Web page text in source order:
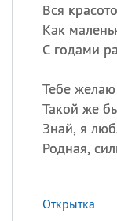
Вся
Как
С годами
Тебе
Такой же
Знай, я
Родная,
Открытка